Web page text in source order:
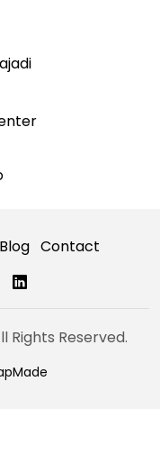
Blog Contact
Rights Reserved.